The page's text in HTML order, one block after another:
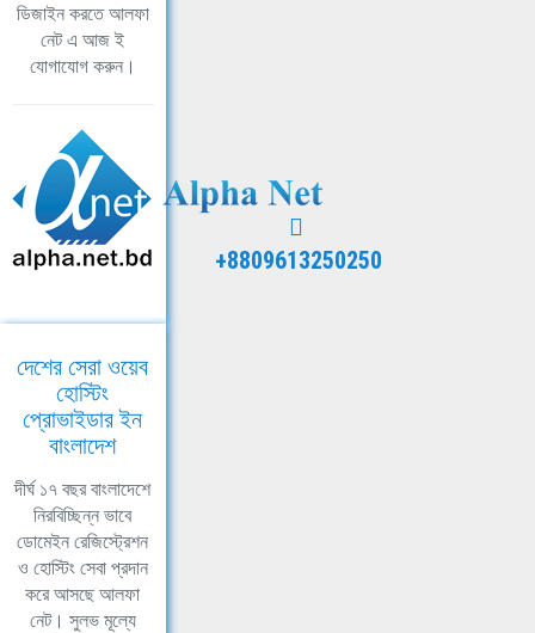
ডিজাইন করতে আলফা
নেট এ আজ ই
যোগাযোগ করুন।
+8809613250250
দেশের সেরা ওয়েব
হোস্টিং
প্রোভাইডার ইন
বাংলাদেশ
দীর্ঘ ১৭ বছর বাংলাদেশে
নিরবিচ্ছিন্ন ভাবে
ডোমেইন রেজিস্ট্রেশন
ও হোস্টিং সেবা প্রদান
করে আসছে আলফা
নেট। সুলভ মূল্যে